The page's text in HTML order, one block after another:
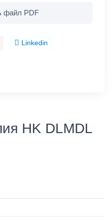
файл PDF
Linkedin
HK DLMDL